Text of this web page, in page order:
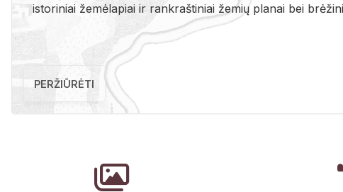
is­to­ri­niai že­mė­la­piai ir rank­raš­ti­niai že­mių pla­nai bei
PERŽIŪRĖTI